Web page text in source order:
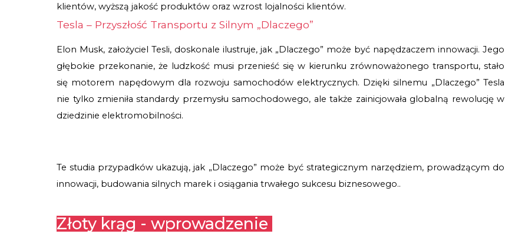
klientów, wyższą jakość produktów oraz wzrost lojalności klientów.
Tesla – Przyszłość Transportu z Silnym „Dlaczego”
Elon Musk, założyciel Tesli, doskonale ilustruje, jak „Dlaczego” może być napędzaczem innowacji. Jego
głębokie przekonanie, że ludzkość musi przenieść się w kierunku zrównoważonego transportu, stało
się motorem napędowym dla rozwoju samochodów elektrycznych. Dzięki silnemu „Dlaczego” Tesla
nie tylko zmieniła standardy przemysłu samochodowego, ale także zainicjowała globalną rewolucję w
dziedzinie elektromobilności.
Te studia przypadków ukazują, jak „Dlaczego” może być strategicznym narzędziem, prowadzącym do
innowacji, budowania silnych marek i osiągania trwałego sukcesu biznesowego..
Złoty krąg - wprowadzenie